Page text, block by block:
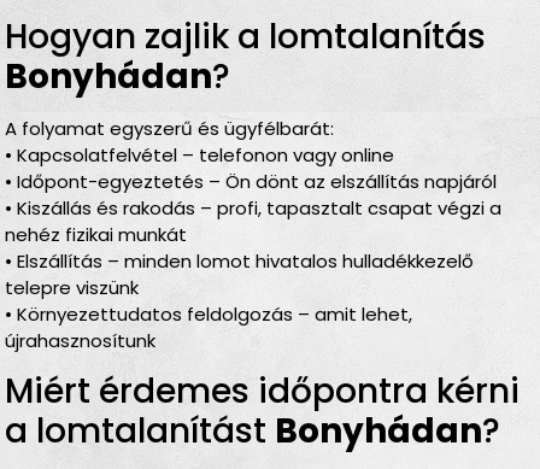
Hogyan zajlik a lomtalanítás
Bonyhádan?
A folyamat egyszerű és ügyfélbarát:
• Kapcsolatfelvétel – telefonon vagy online
• Időpont-egyeztetés – Ön dönt az elszállítás napjáról
• Kiszállás és rakodás – profi, tapasztalt csapat végzi a
nehéz fizikai munkát
• Elszállítás – minden lomot hivatalos hulladékkezelő
telepre viszünk
• Környezettudatos feldolgozás – amit lehet,
újrahasznosítunk
Miért érdemes időpontra kérni
a lomtalanítást Bonyhádan?